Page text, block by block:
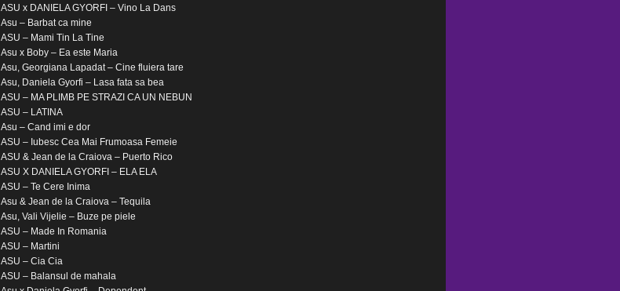
ASU x DANIELA GYORFI – Vino La Dans
Asu – Barbat ca mine
ASU – Mami Tin La Tine
Asu x Boby – Ea este Maria
Asu, Georgiana Lapadat – Cine fluiera tare
Asu, Daniela Gyorfi – Lasa fata sa bea
ASU – MA PLIMB PE STRAZI CA UN NEBUN
ASU – LATINA
Asu – Cand imi e dor
ASU – Iubesc Cea Mai Frumoasa Femeie
ASU & Jean de la Craiova – Puerto Rico
ASU X DANIELA GYORFI – ELA ELA
ASU – Te Cere Inima
Asu & Jean de la Craiova – Tequila
Asu, Vali Vijelie – Buze pe piele
ASU – Made In Romania
ASU – Martini
ASU – Cia Cia
ASU – Balansul de mahala